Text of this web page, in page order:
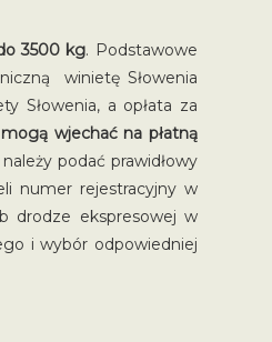
3500 kg. Podstawowe
winietę Słowenia
Słowenia, a opłata za
wjechać na płatną
podać prawidłowy
numer rejestracyjny w
drodze ekspresowej w
i wybór odpowiedniej